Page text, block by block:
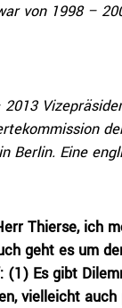
von 1998 –
Berlin. Eine
Thierse, ich
geht es um
(1) Es gibt
vielleicht